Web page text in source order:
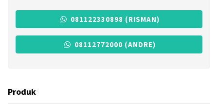
081122330898 (RISMAN)
08112772000 (ANDRE)
Produk